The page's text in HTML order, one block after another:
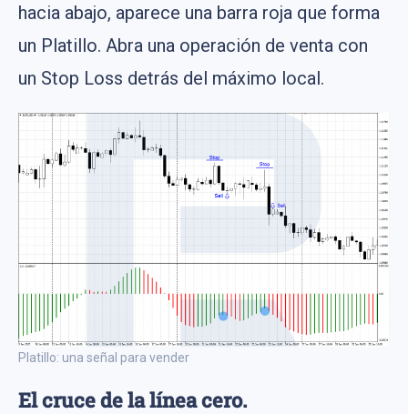
hacia abajo, aparece una barra roja que forma
un Platillo. Abra una operación de venta con
un Stop Loss detrás del máximo local.
Platillo: una señal para vender
El cruce de la línea cero.